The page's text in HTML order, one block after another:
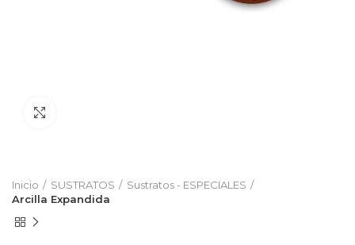
Inicio SUSTRATOS
Sustratos - ESPECIALES
Arcilla Expandida